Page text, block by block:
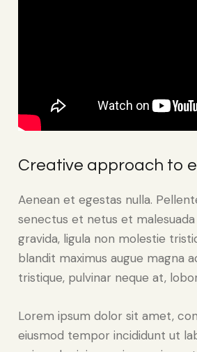
Creative approach to
Aenean et egestas nulla.
senectus et netus et
gravida, ligula non molestie
blandit maximus augue magna
tristique, pulvinar neque at,
Lorem ipsum dolor sit amet,
eiusmod tempor incididunt ut